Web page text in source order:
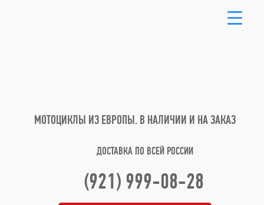
МОТОЦИКЛЫ ИЗ ЕВРОПЫ. В НАЛИЧИИ И НА ЗАКАЗ
ДОСТАВКА ПО ВСЕЙ РОССИИ
(921) 999-08-28